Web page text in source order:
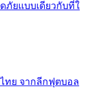
ยแบบเดียวกับที่ใ
ทย จากลีกฟุตบอล